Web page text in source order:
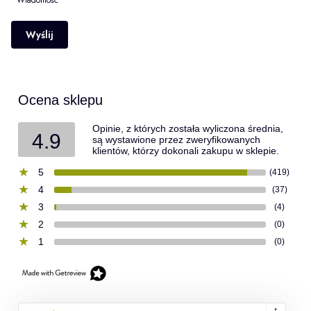
Wyślij
Ocena sklepu
4.9
Opinie, z których została wyliczona średnia,
są wystawione przez zweryfikowanych
klientów, którzy dokonali zakupu w sklepie.
5
(419)
4 (37)
3 (4)
2 (0)
1 (0)